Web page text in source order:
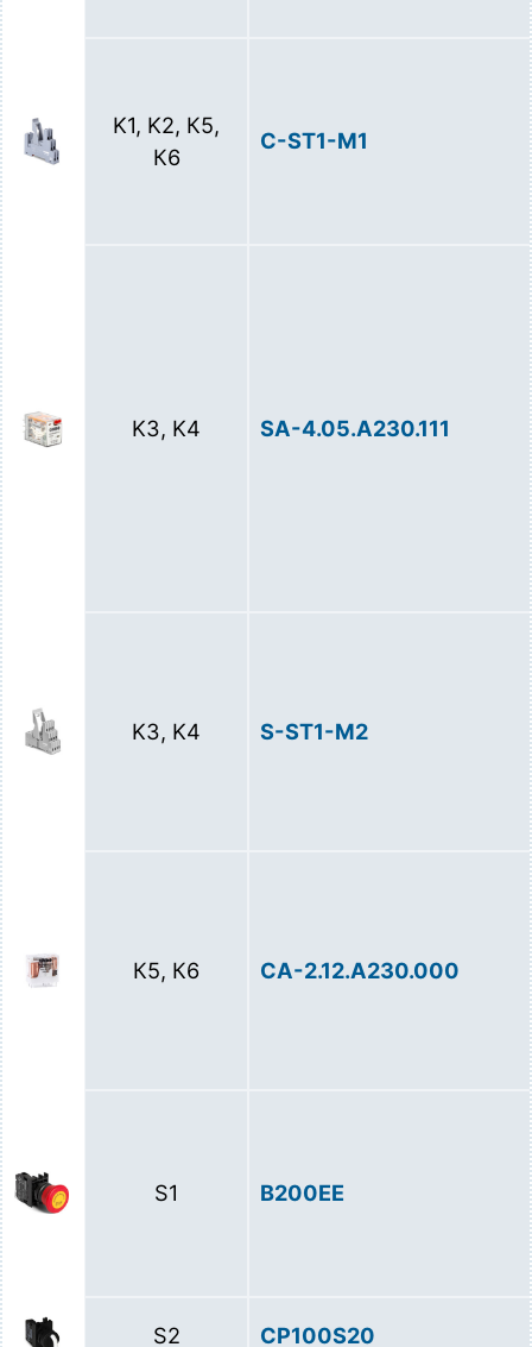
K1, K2, К5,
К6
С-ST1-M1
K3, K4 SA-4.05.A230.111
K3, K4 S-ST1-M2
К5, К6 CA-2.12.A230.000
S1 B200EE
S2 CP100S20